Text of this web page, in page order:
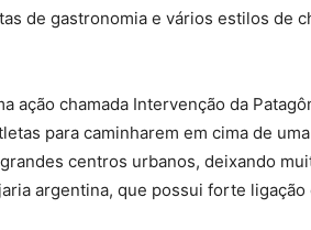
de gastronomia e vários estilos de
ação chamada Intervenção da
para caminharem em cima de
centros urbanos, deixando
argentina, que possui forte